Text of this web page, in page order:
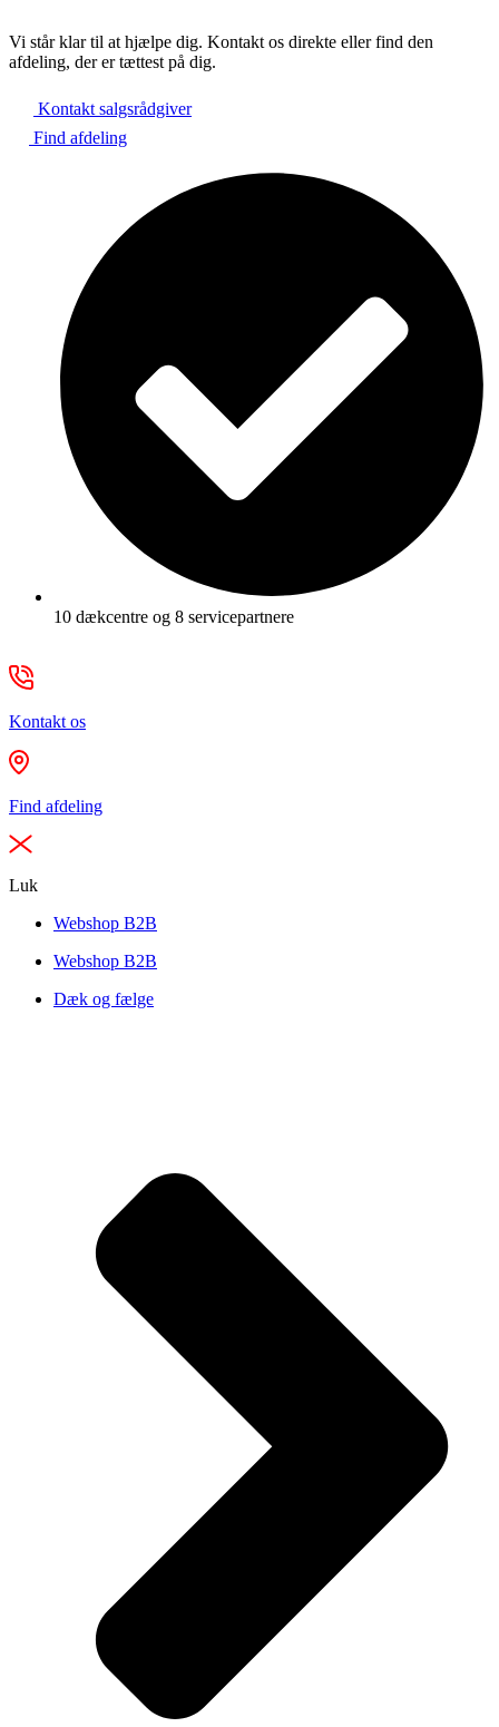
Vi står klar til at hjælpe dig. Kontakt os direkte eller find den
afdeling, der er tættest på dig.
Kontakt salgsrådgiver
Find afdeling
10 dækcentre og 8 servicepartnere
Kontakt os
Find afdeling
Luk
Webshop B2B
Webshop B2B
Dæk og fælge